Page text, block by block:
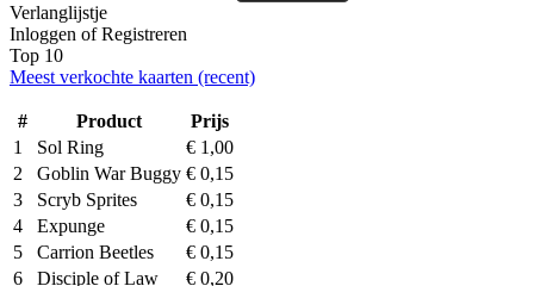
Verlanglijstje
Inloggen ofRegistreren
Top 10
Meest verkochte kaarten (recent)
# Product
Prijs
1
Sol Ring € 1,00
2
Goblin War Buggy € 0,15
3
Scryb Sprites € 0,15
4
Expunge € 0,15
5
Carrion Beetles € 0,15
6
Disciple of Law € 0,20